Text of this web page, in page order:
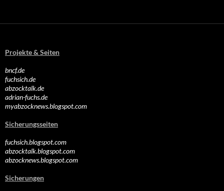
Projekte & Seiten
bncf.de
fuchsich.de
abzocktalk.de
adrian-fuchs.de
myabzocknews.blogspot.com
Sicherungsseiten
fuchsich.blogspot.com
abzocktalk.blogspot.com
abzocknews.blogspot.com
Sicherungen